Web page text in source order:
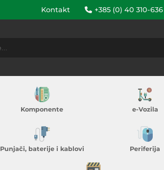
Kontakt +385 (0) 40 310-636
Komponente e-Vozila
Punjači, baterije i kablovi Periferija